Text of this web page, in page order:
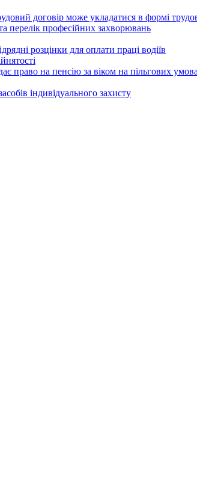
договір може укладатися в формі
перелік професійних захворювань
розцінки для оплати праці водіїв
право на пенсію за віком на пільгових
індивідуального захисту